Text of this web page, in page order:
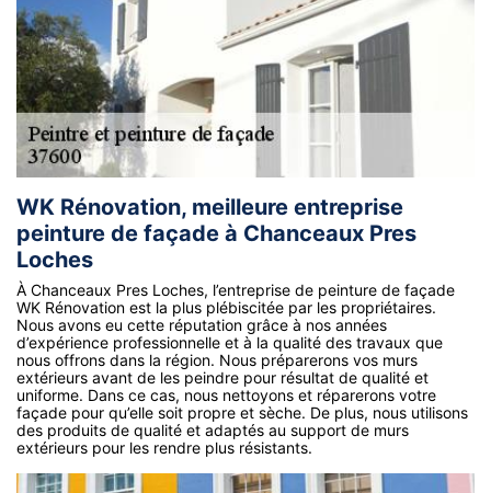
WK Rénovation, meilleure entreprise
peinture de façade à Chanceaux Pres
Loches
À Chanceaux Pres Loches, l’entreprise de peinture de façade
WK Rénovation est la plus plébiscitée par les propriétaires.
Nous avons eu cette réputation grâce à nos années
d’expérience professionnelle et à la qualité des travaux que
nous offrons dans la région. Nous préparerons vos murs
extérieurs avant de les peindre pour résultat de qualité et
uniforme. Dans ce cas, nous nettoyons et réparerons votre
façade pour qu’elle soit propre et sèche. De plus, nous utilisons
des produits de qualité et adaptés au support de murs
extérieurs pour les rendre plus résistants.